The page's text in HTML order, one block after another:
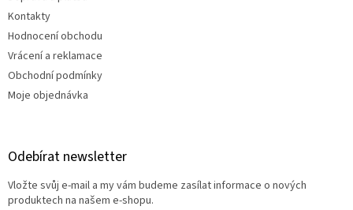
Kontakty
Hodnocení obchodu
Vrácení a reklamace
Obchodní podmínky
Moje objednávka
Odebírat newsletter
Vložte svůj e-mail a my vám budeme zasílat informace o nových
produktech na našem e-shopu.